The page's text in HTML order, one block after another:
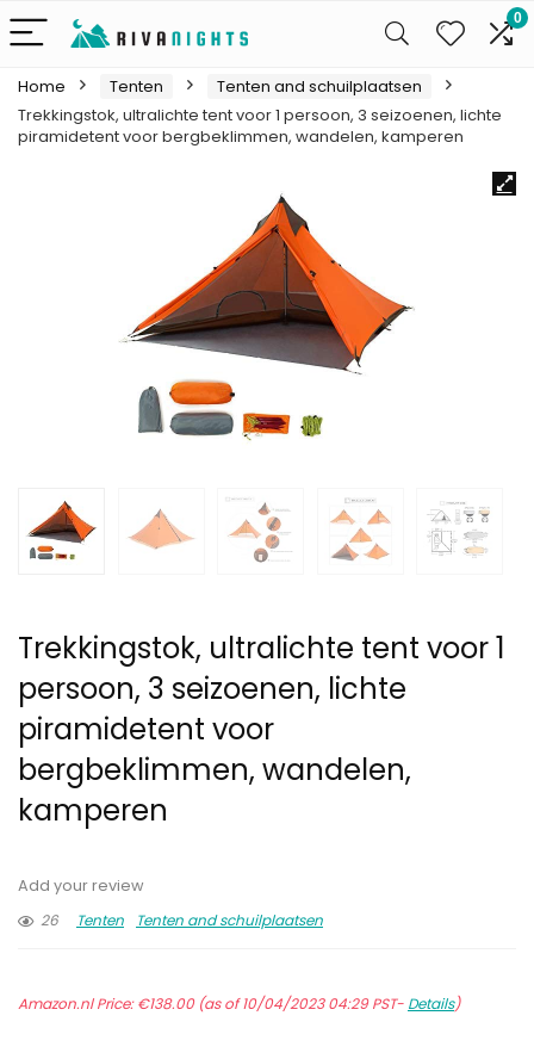
0
Home Tenten
Tenten and schuilplaatsen
Trekkingstok, ultralichte tent voor 1 persoon, 3 seizoenen, lichte
piramidetent voor bergbeklimmen, wandelen, kamperen
Trekkingstok, ultralichte tent voor 1
persoon, 3 seizoenen, lichte
piramidetent voor
bergbeklimmen, wandelen,
kamperen
Add your review
26
Tenten Tenten and schuilplaatsen
Amazon.nl Price:€138.00(as of 10/04/2023 04:29 PST- Details)